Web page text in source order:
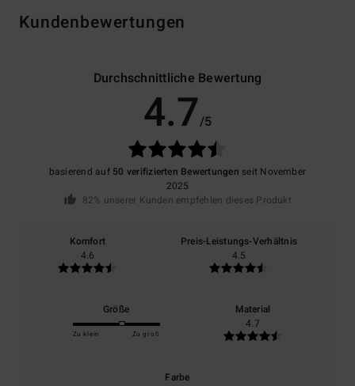
Kundenbewertungen
Durchschnittliche Bewertung
4.7/5
basierend auf 50 verifizierten Bewertungen seit November
2025
82% unserer Kunden empfehlen dieses Produkt
Komfort
4.6
Preis-Leistungs-Verhältnis
4.5
Größe
Zu klein Zu groß
Material
4.7
Farbe